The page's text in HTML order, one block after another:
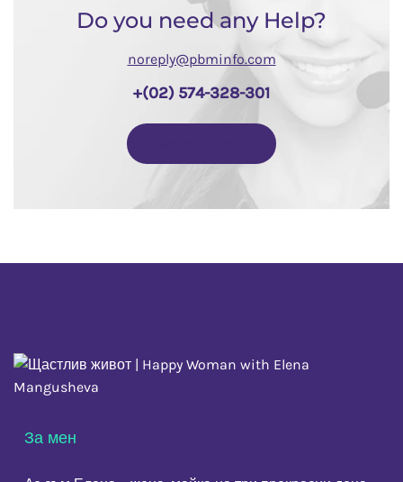
Do you need any Help?
noreply@pbminfo.com
+(02) 574-328-301
За мен